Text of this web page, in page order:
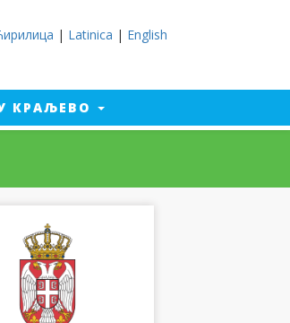
| Latinica | English
КРАЉЕВО